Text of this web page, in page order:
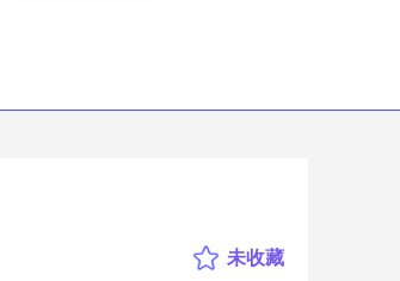
未收藏